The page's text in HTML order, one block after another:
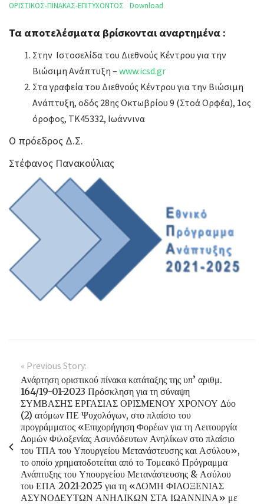
ΟΡΙΣΤΙΚΟΣ-ΠΙΝΑΚΑΣ-ΕΠΙΤΥΧΟΝΤΟΣ Download
Τα αποτελέσματα βρίσκονται αναρτημένα :
Στην Ιστοσελίδα του Διεθνούς Κέντρου για την
Βιώσιμη Ανάπτυξη – www.icsd.gr
Στα γραφεία του Διεθνούς Κέντρου για την Βιώσιμη
Ανάπτυξη, οδός 28ης Οκτωβρίου 9 (Στοά Ορφέα), 1ος
όροφος, ΤΚ45332, Ιωάννινα
Ο πρόεδρος Δ.Σ.
Στέφανος Πανακούλιας
« Previous Story:
Ανάρτηση οριστικού πίνακα κατάταξης της υπ’ αριθμ.
164/19-01-2023 Πρόσκληση για τη σύναψη
ΣΥΜΒΑΣΗΣ ΕΡΓΑΣΙΑΣ ΟΡΙΣΜΕΝΟΥ ΧΡΟΝΟΥ Δύο
(2) ατόμων ΠΕ Ψυχολόγων, στο πλαίσιο του
προγράμματος «Επιχορήγηση Φορέων για τη Λειτουργία
Δομών Φιλοξενίας Ασυνόδευτων Ανηλίκων στο πλαίσιο
του ΤΠΑ του Υπουργείου Μετανάστευσης και Ασύλου»,
το οποίο χρηματοδοτείται από το Τομεακό Πρόγραμμα
Ανάπτυξης του Υπουργείου Μετανάστευσης & Ασύλου
του ΕΠΑ 2021-2025 για τη «ΔΟΜΗ ΦΙΛΟΞΕΝΙΑΣ
ΑΣΥΝΟΔΕΥΤΩΝ ΑΝΗΛΙΚΩΝ ΣΤΑ ΙΩΑΝΝΙΝΑ» με